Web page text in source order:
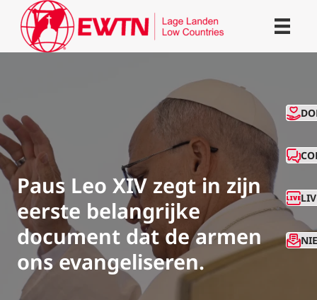
Paus Leo XIV zegt in zijn
eerste belangrijke
document dat de armen
ons evangeliseren.